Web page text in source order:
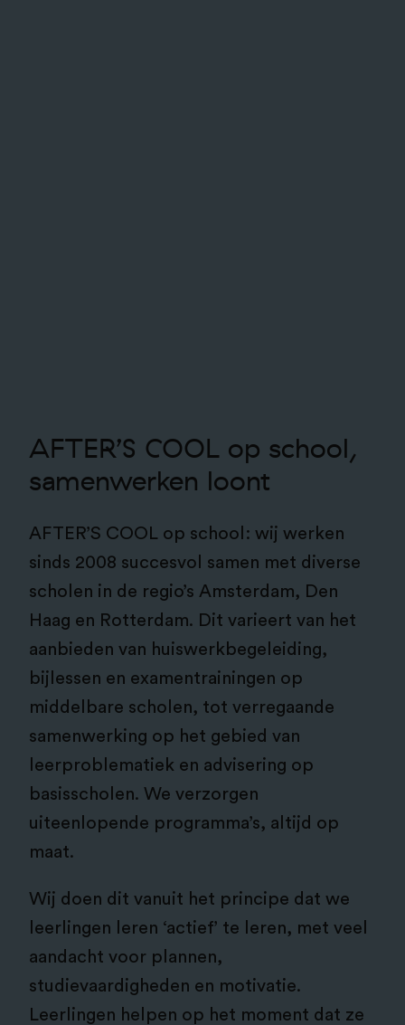
AFTER’S COOL op school,
samenwerken loont
AFTER’S COOL op school: wij werken
sinds 2008 succesvol samen met diverse
scholen in de regio’s Amsterdam, Den
Haag en Rotterdam. Dit varieert van het
aanbieden van huiswerkbegeleiding,
bijlessen en examentrainingen op
middelbare scholen, tot verregaande
samenwerking op het gebied van
leerproblematiek en advisering op
basisscholen. We verzorgen
uiteenlopende programma’s, altijd op
maat.
Wij doen dit vanuit het principe dat we
leerlingen leren ‘actief’ te leren, met veel
aandacht voor plannen,
studievaardigheden en motivatie.
Leerlingen helpen op het moment dat ze